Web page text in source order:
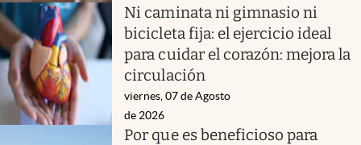
Ni caminata ni gimnasio ni
bicicleta fija: el ejercicio ideal
para cuidar el corazón: mejora la
circulación
viernes, 07 de Agosto
de 2026
Por que es beneficioso para